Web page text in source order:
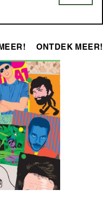
ONTDEK MEER!